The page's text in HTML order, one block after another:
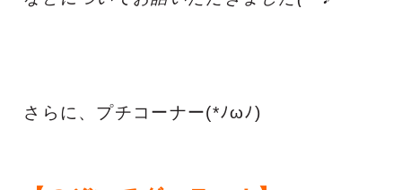
さらに、プチコーナー(*ﾉωﾉ)